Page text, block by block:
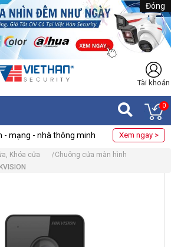
Đóng
Tài khoản
0
- mạng - nhà thông minh Xem ngay >
Khóa cửa
Chuông cửa màn hình